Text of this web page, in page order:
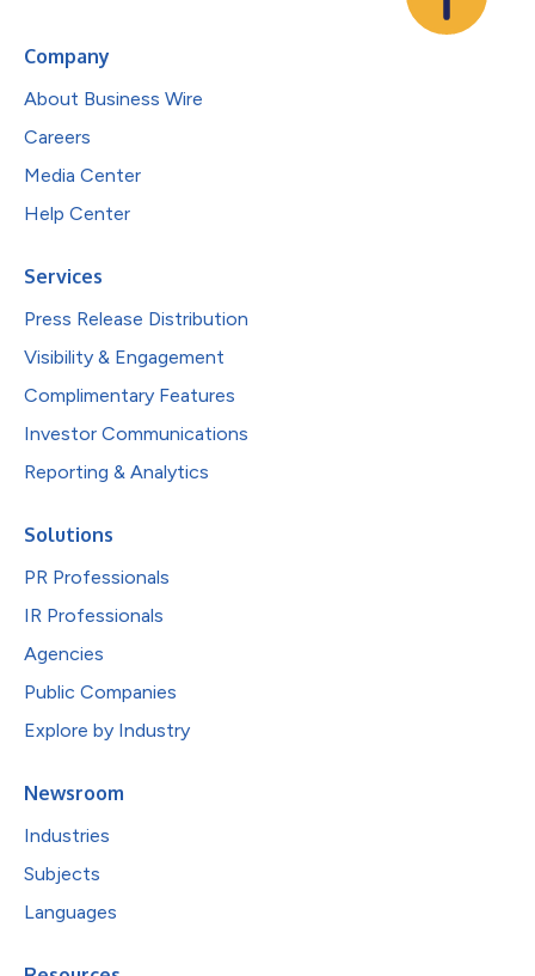
Company
About Business Wire
Careers
Media Center
Help Center
Services
Press Release Distribution
Visibility & Engagement
Complimentary Features
Investor Communications
Reporting & Analytics
Solutions
PR Professionals
IR Professionals
Agencies
Public Companies
Explore by Industry
Newsroom
Industries
Subjects
Languages